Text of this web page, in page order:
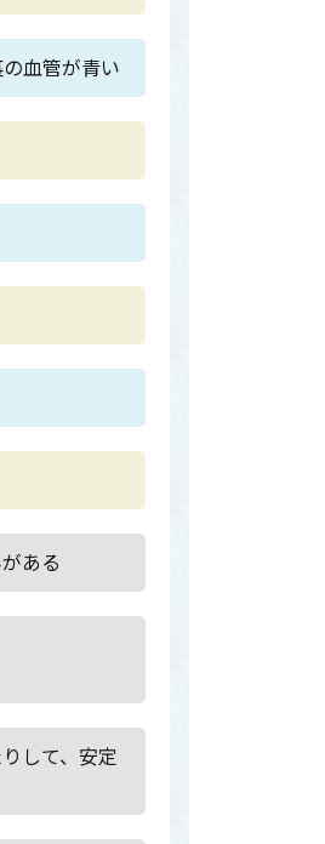
血管が青い
ある
して、安定